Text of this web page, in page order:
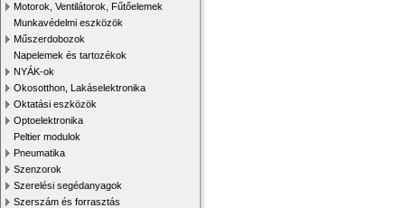
Motorok, Ventilátorok, Fűtőelemek
Munkavédelmi eszközök
Műszerdobozok
Napelemek és tartozékok
NYÁK-ok
Okosotthon, Lakáselektronika
Oktatási eszközök
Optoelektronika
Peltier modulok
Pneumatika
Szenzorok
Szerelési segédanyagok
Szerszám és forrasztás